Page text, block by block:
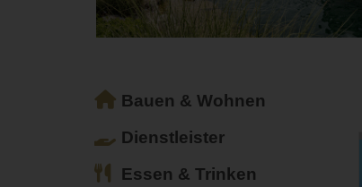
Bauen & Wohnen
Dienstleister
Essen & Trinken